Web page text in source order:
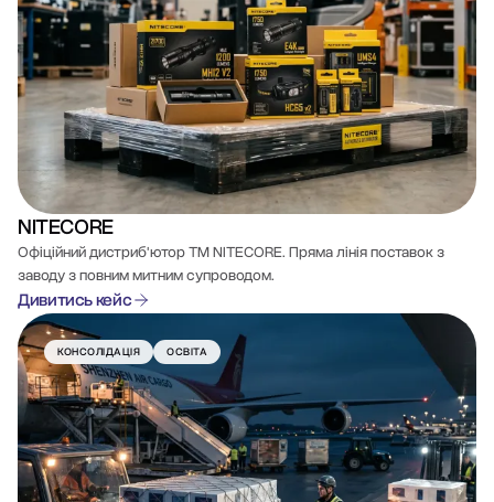
NITECORE
Офіційний дистриб'ютор ТМ NITECORE. Пряма лінія поставок з
заводу з повним митним супроводом.
Дивитись кейс
КОНСОЛІДАЦІЯ ОСВІТА